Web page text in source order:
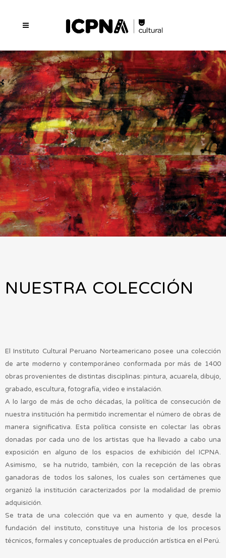
NUESTRA COLECCIÓN
El Instituto Cultural Peruano Norteamericano posee una colección
de arte moderno y contemporáneo conformada por más de 1400
obras provenientes de distintas disciplinas: pintura, acuarela, dibujo,
grabado, escultura, fotografía, video e instalación.
A lo largo de más de ocho décadas, la política de consecución de
nuestra institución ha permitido incrementar el número de obras de
manera significativa. Esta política consiste en colectar las obras
donadas por cada uno de los artistas que ha llevado a cabo una
exposición en alguno de los espacios de exhibición del ICPNA.
Asimismo, se ha nutrido, también, con la recepción de las obras
ganadoras de todos los salones, los cuales son certámenes que
organizó la institución caracterizados por la modalidad de premio
adquisición.
Se trata de una colección que va en aumento y que, desde la
fundación del instituto, constituye una historia de los procesos
técnicos, formales y conceptuales de producción artística en el Perú.